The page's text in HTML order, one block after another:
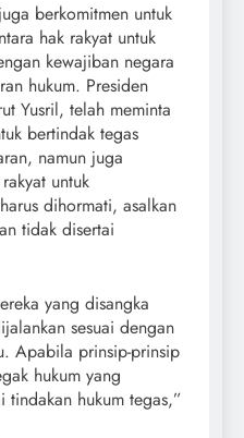
berkomitmen untuk
hak rakyat untuk
kewajiban negara
hukum. Presiden
Yusril, telah meminta
bertindak tegas
namun juga
untuk
dihormati, asalkan
tidak disertai
yang disangka
sesuai dengan
Apabila prinsip-prinsip
hukum yang
tindakan hukum tegas,”